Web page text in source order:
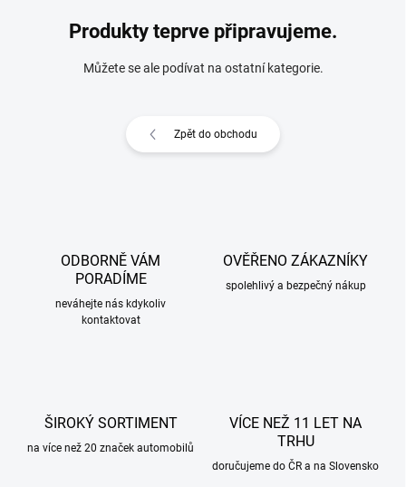
Produkty teprve připravujeme.
Můžete se ale podívat na ostatní kategorie.
Zpět do obchodu
ODBORNĚ VÁM
PORADÍME
neváhejte nás kdykoliv
kontaktovat
OVĚŘENO ZÁKAZNÍKY
spolehlivý a bezpečný nákup
ŠIROKÝ SORTIMENT
na více než 20 značek automobilů
VÍCE NEŽ 11 LET NA
TRHU
doručujeme do ČR a na Slovensko